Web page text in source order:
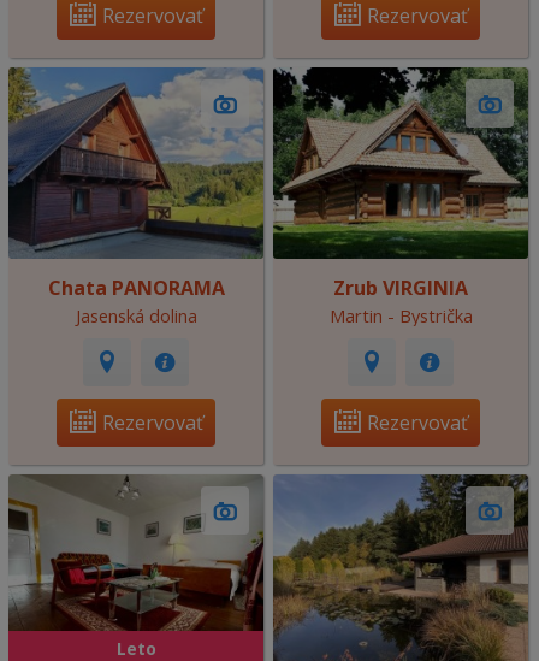
Rezervovať Rezervovať
Chata PANORAMA
Jasenská dolina
Rezervovať
Zrub VIRGINIA
Martin - Bystrička
Rezervovať
Leto